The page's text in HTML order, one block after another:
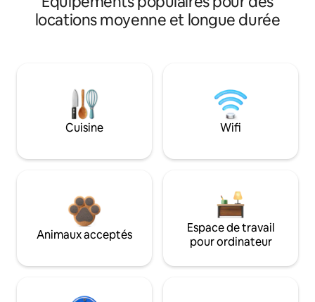
locations moyenne et longue durée
Cuisine Wifi
Animaux acceptés
Espace de travail
pour ordinateur